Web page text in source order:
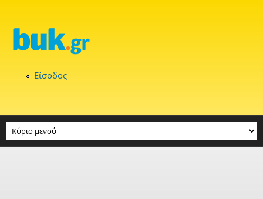
Είσοδος